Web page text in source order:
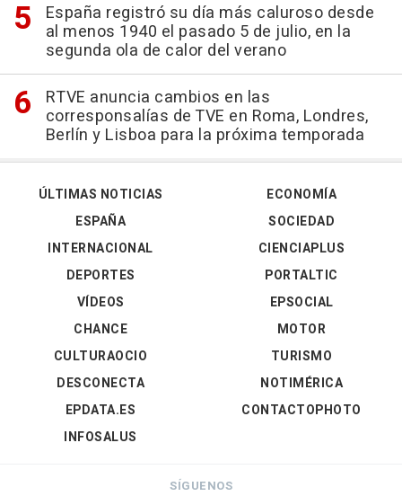
España registró su día más caluroso desde
al menos 1940 el pasado 5 de julio, en la
segunda ola de calor del verano
RTVE anuncia cambios en las
corresponsalías de TVE en Roma, Londres,
Berlín y Lisboa para la próxima temporada
ÚLTIMAS NOTICIAS
ESPAÑA
INTERNACIONAL
DEPORTES
VÍDEOS
ECONOMÍA
SOCIEDAD
CIENCIAPLUS
PORTALTIC
EPSOCIAL
CHANCE
CULTURAOCIO
DESCONECTA
EPDATA.ES
INFOSALUS
MOTOR
TURISMO
NOTIMÉRICA
CONTACTOPHOTO
SÍGUENOS